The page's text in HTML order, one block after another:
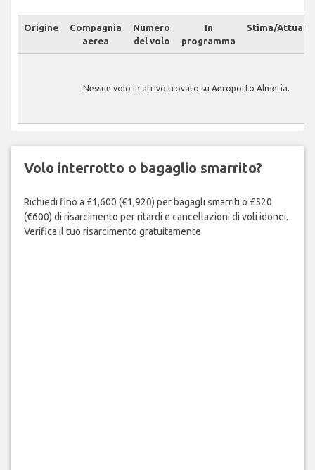
Origine
Compagnia
aerea
Numero
del volo
In
programma
Stima/Attuale
Nessun volo in arrivo trovato su Aeroporto Almeria.
Volo interrotto o bagaglio smarrito?
Richiedi fino a £1,600 (€1,920) per bagagli smarriti o £520
(€600) di risarcimento per ritardi e cancellazioni di voli idonei.
Verifica il tuo risarcimento gratuitamente.